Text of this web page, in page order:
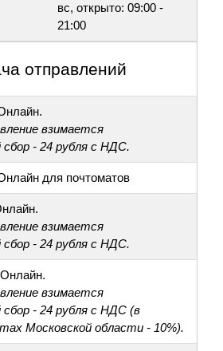
вс, открыто: 09:00 -
21:00
отправлений
взимается
- 24 рубля с НДС.
для почтоматов
взимается
- 24 рубля с НДС.
взимается
- 24 рубля с НДС (в
Московской области - 10%).